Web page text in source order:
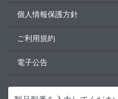
個人情報保護方針
ご利用規約
電子公告